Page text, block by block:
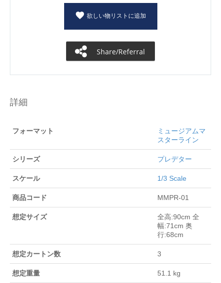
欲しい物リストに追加
Share/Referral
詳細
フォーマット
ミュージアムマ
スターライン
シリーズ プレデター
スケール 1/3 Scale
商品コード MMPR-01
想定サイズ
全高:90cm 全
幅:71cm 奥
行:68cm
想定カートン数 3
想定重量 51.1 kg